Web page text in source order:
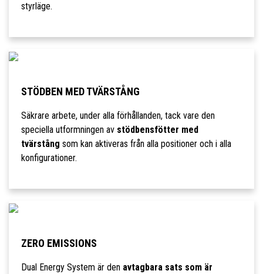
styrläge.
STÖDBEN MED TVÄRSTÅNG
Säkrare arbete, under alla förhållanden, tack vare den
speciella utformningen av stödbensfötter med
tvärstång som kan aktiveras från alla positioner och i alla
konfigurationer.
ZERO EMISSIONS
Dual Energy System är den avtagbara sats som är